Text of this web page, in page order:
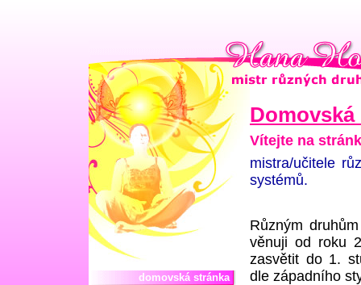
Hana Homolková mistr reiki
domovská stránka
Domovská
Vítejte na
mistra/učitele
systémů.
Různým
věnuji od roku
zasvětit do 1.
dle západního